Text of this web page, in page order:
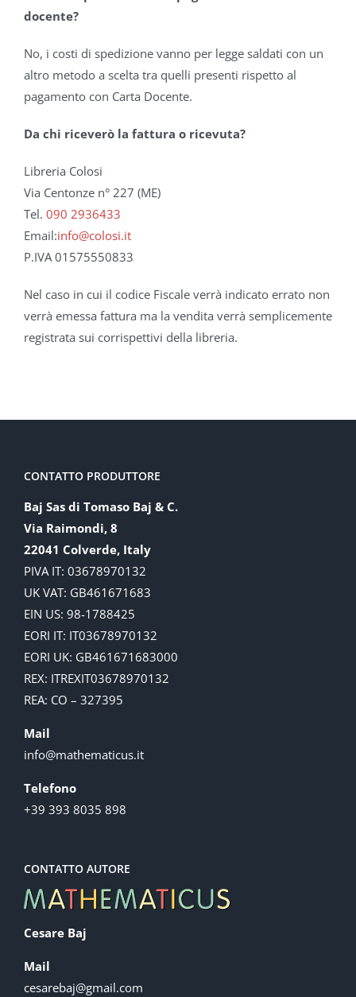
docente?
No, i costi di spedizione vanno per legge saldati con un
altro metodo a scelta tra quelli presenti rispetto al
pagamento con Carta Docente.
Da chi riceverò la fattura o ricevuta?
Libreria Colosi
Via Centonze n° 227 (ME)
Tel. 090 2936433
Email:info@colosi.it
P.IVA 01575550833
Nel caso in cui il codice Fiscale verrà indicato errato non
verrà emessa fattura ma la vendita verrà semplicemente
registrata sui corrispettivi della libreria.
CONTATTO PRODUTTORE
Baj Sas di Tomaso Baj & C.
Via Raimondi, 8
22041 Colverde, Italy
PIVA IT: 03678970132
UK VAT: GB461671683
EIN US: 98-1788425
EORI IT: IT03678970132
EORI UK: GB461671683000
REX: ITREXIT03678970132
REA: CO – 327395
Mail
info@mathematicus.it
Telefono
+39 393 8035 898
CONTATTO AUTORE
Cesare Baj
Mail
cesarebaj@gmail.com